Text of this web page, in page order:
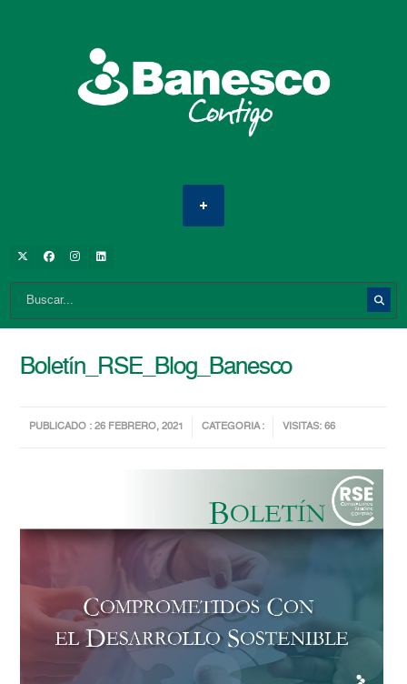
Boletín_RSE_Blog_Banesco
PUBLICADO : 26 FEBRERO, 2021 CATEGORIA : VISITAS: 66